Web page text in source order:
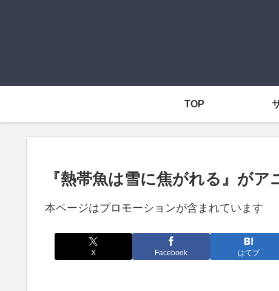
TOP
『熱帯魚は雪に焦がれる』が
本ページはプロモーションが含まれています
X Facebook はてブ